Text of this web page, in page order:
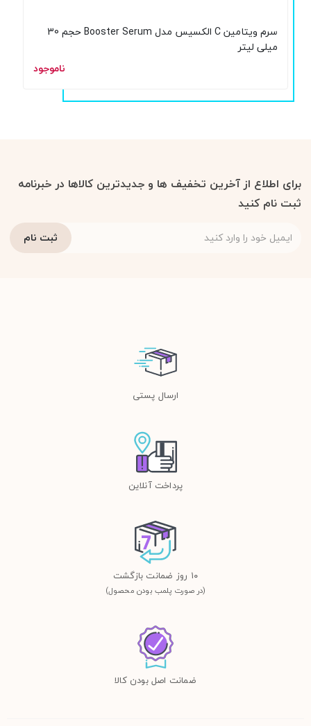
سرم ویتامین C الکسیس مدل Booster Serum حجم 30
میلی لیتر
ناموجود
برای اطلاع از آخرین تخفیف ها و جدیدترین کالاها در خبرنامه
ثبت نام کنید
ارسال پستی
پرداخت آنلاین
١٠ روز ضمانت بازگشت
(در صورت پلمب بودن محصول)
ضمانت اصل بودن کالا